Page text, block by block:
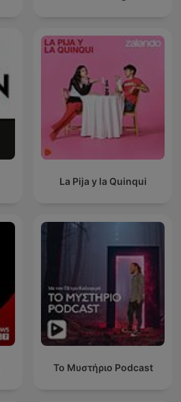
La Pija y la Quinqui
Το Μυστήριο Podcast